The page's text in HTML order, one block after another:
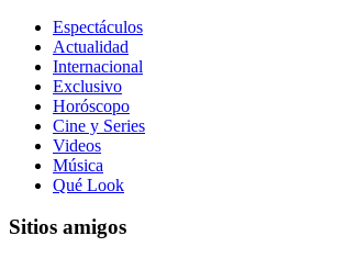
Espectáculos
Actualidad
Internacional
Exclusivo
Horóscopo
Cine y Series
Videos
Música
Qué Look
Sitios amigos